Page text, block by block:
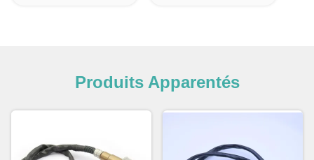
Produits Apparentés